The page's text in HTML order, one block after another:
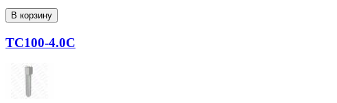
В корзину
ТС100-4.0С